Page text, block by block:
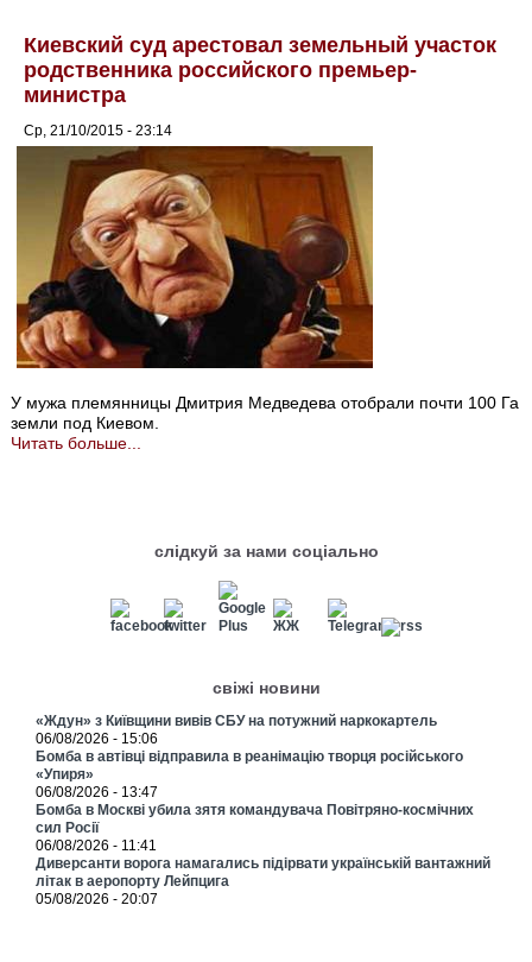
Киевский суд арестовал земельный участок
родственника российского премьер-
министра
Ср, 21/10/2015 - 23:14
У мужа племянницы Дмитрия Медведева отобрали почти 100 Га
земли под Киевом.
Читать больше...
слідкуй за нами соціально
свіжі новини
«Ждун» з Київщини вивів СБУ на потужний наркокартель
06/08/2026 - 15:06
Бомба в автівці відправила в реанімацію творця російського
«Упиря»
06/08/2026 - 13:47
Бомба в Москві убила зятя командувача Повітряно-космічних
сил Росії
06/08/2026 - 11:41
Диверсанти ворога намагались підірвати українській вантажний
літак в аеропорту Лейпцига
05/08/2026 - 20:07